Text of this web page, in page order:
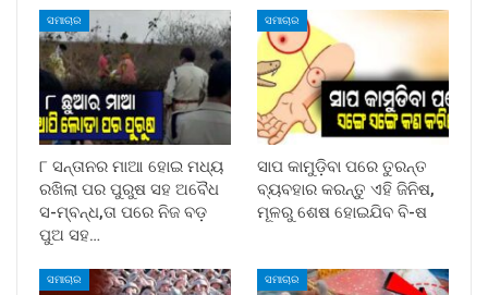
ସମାଚାର
୮ ସନ୍ତାନର ମାଆ ହୋଇ ମଧ୍ୟ
ରଖିଲା ପର ପୁରୁଷ ସହ ଅବୈଧ
ସ-ମ୍ବନ୍ଧ,ତା ପରେ ନିଜ ବଡ଼
ପୁଅ ସହ…
ସମାଚାର
ସାପ କାମୁଡ଼ିବା ପରେ ତୁରନ୍ତ
ବ୍ୟବହାର କରନ୍ତୁ ଏହି ଜିନିଷ,
ମୂଳରୁ ଶେଷ ହୋଇଯିବ ବି-ଷ
ସମାଚାର ସମାଚାର